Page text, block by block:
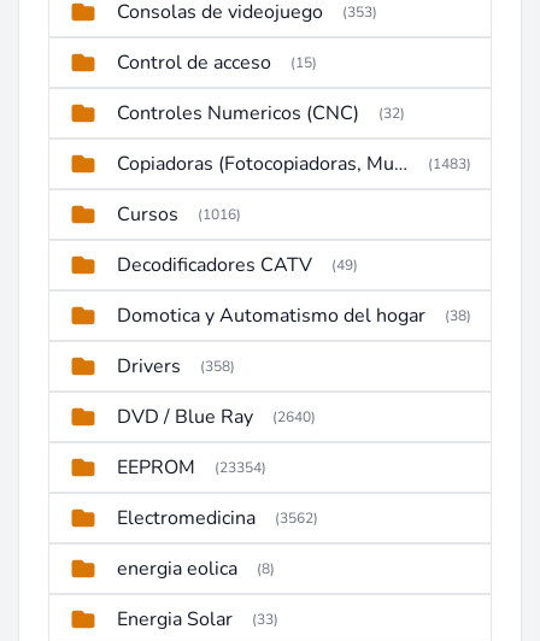
Consolas de videojuego (353)
Control de acceso (15)
Controles Numericos (CNC) (32)
Copiadoras (Fotocopiadoras, Multifunctions, Ploter, etc) (1483)
Cursos (1016)
Decodificadores CATV (49)
Domotica y Automatismo del hogar (38)
Drivers (358)
DVD / Blue Ray (2640)
EEPROM (23354)
Electromedicina (3562)
energia eolica (8)
Energia Solar (33)